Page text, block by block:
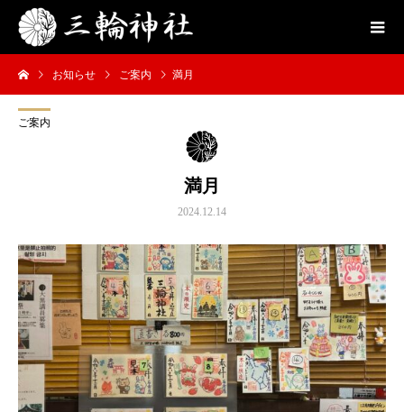
お知らせ ご案内 満月
ご案内
満月
2024.12.14